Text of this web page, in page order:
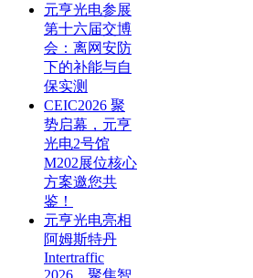
元亨光电参展
第十六届交博
会：离网安防
下的补能与自
保实测
CEIC2026 聚
势启幕，元亨
光电2号馆
M202展位核心
方案邀您共
鉴！
元亨光电亮相
阿姆斯特丹
Intertraffic
2026，聚焦智